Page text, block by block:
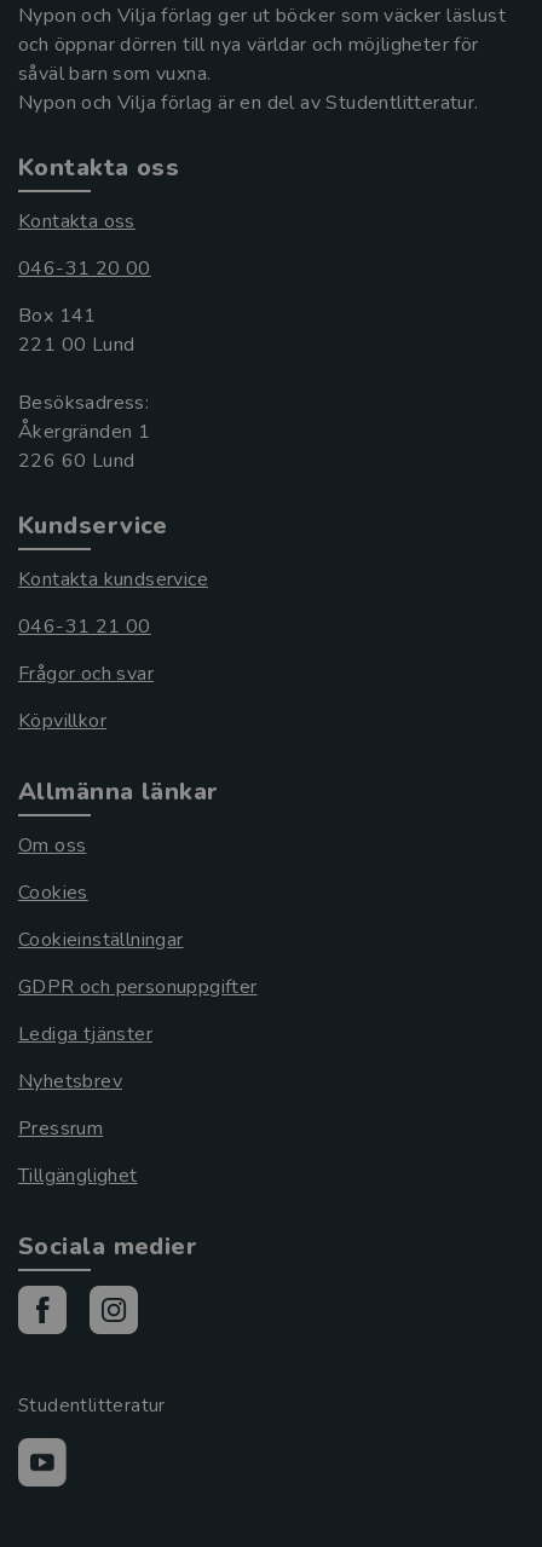
Nypon och Vilja förlag ger ut böcker som väcker läslust
och öppnar dörren till nya världar och möjligheter för
såväl barn som vuxna.
Nypon och Vilja förlag är en del av Studentlitteratur.
Kontakta oss
Kontakta oss
046-31 20 00
Box 141
221 00 Lund
Besöksadress:
Åkergränden 1
Kundservice
Kontakta kundservice
046-31 21 00
Frågor och svar
Köpvillkor
Allmänna länkar
Om oss
Cookies
Cookieinställningar
GDPR och personuppgifter
Lediga tjänster
Nyhetsbrev
Pressrum
Tillgänglighet
Sociala medier
Studentlitteratur